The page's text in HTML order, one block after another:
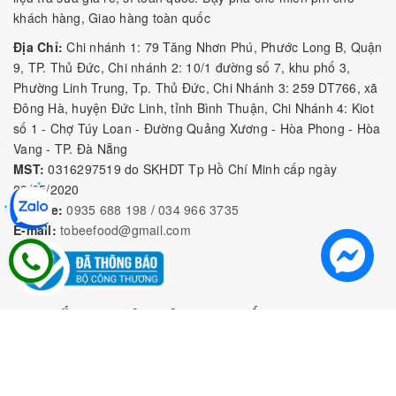
phẩm Sinh tố Osterbergđều cam kết an toàn vệ sinh thực
phẩm mang đến sự an tâm cho người dùng.
Hiện nay, sản phẩmsinh tố Osterbergngày càng phổ biến và
được yêu thích ở hầu hết các tỉnh thành trên toàn quốc.
II. Đặc điểm nổi bật của mứt
sinh tố Osterberg
khách hàng, Giao hàng toàn quốc
Địa Chỉ: Chi nhánh 1: 79 Tăng Nhơn Phú, Phước Long B, Quận
9, TP. Thủ Đức, Chi nhánh 2: 10/1 đường số 7, khu phố 3,
Phường Linh Trung, Tp. Thủ Đức, Chi Nhánh 3: 259 DT766, xã
Đông Hà, huyện Đức Linh, tỉnh Bình Thuận, Chi Nhánh 4: Kiot
số 1 - Chợ Túy Loan - Đường Quảng Xương - Hòa Phong - Hòa
Vang - TP. Đà Nẵng
MST: 0316297519 do SKHDT Tp Hồ Chí Minh cấp ngày
28/05/2020
Hotline: 0935 688 198 / 034 966 3735
E-mail: tobeefood@gmail.com
MUA SẮM NGUYÊN LIỆU PHA CHẾ